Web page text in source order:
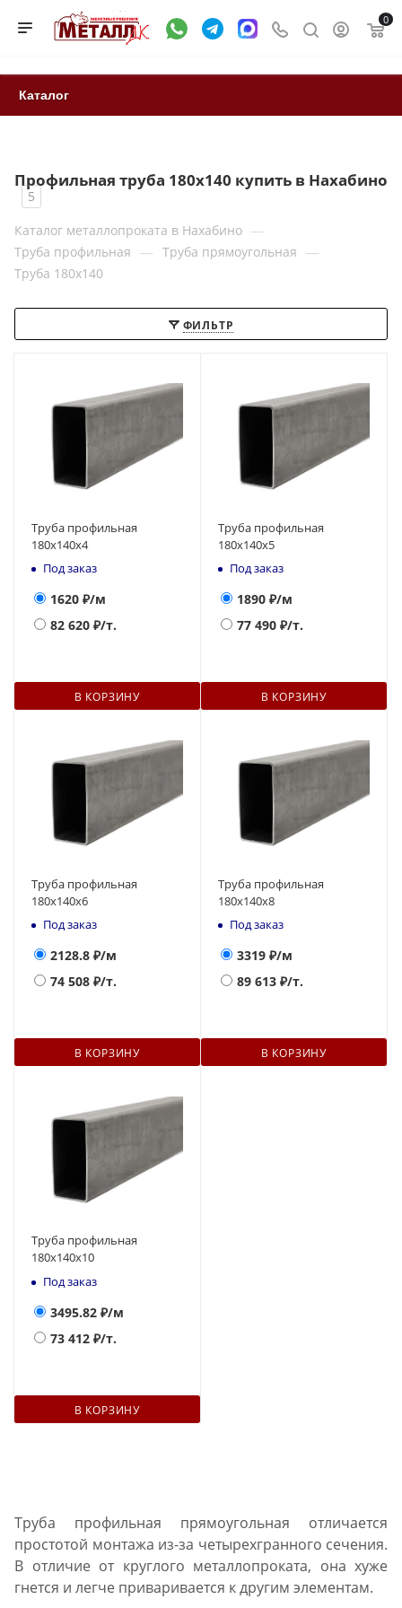
0
Каталог
Профильная труба 180x140 купить в Нахабино
5
Каталог металлопроката в Нахабино —
Труба профильная — Труба прямоугольная —
Труба 180x140
ФИЛЬТР
Труба профильная
180х140x4
Под заказ
1620 ₽/м
82 620 ₽/т.
В КОРЗИНУ
Труба профильная
180х140x5
Под заказ
1890 ₽/м
77 490 ₽/т.
В КОРЗИНУ
Труба профильная
180х140x6
Под заказ
2128.8 ₽/м
74 508 ₽/т.
В КОРЗИНУ
Труба профильная
180х140x8
Под заказ
3319 ₽/м
89 613 ₽/т.
В КОРЗИНУ
Труба профильная
180х140x10
Под заказ
3495.82 ₽/м
73 412 ₽/т.
В КОРЗИНУ
Труба профильная прямоугольная отличается
простотой монтажа из-за четырехгранного сечения.
В отличие от круглого металлопроката, она хуже
гнется и легче приваривается к другим элементам.